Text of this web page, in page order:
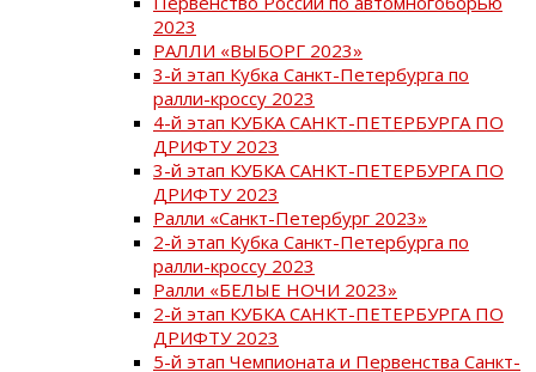
2023
РАЛЛИ «ВЫБОРГ 2023»
3-й этап Кубка Санкт-Петербурга по
ралли-кроссу 2023
4-й этап КУБКА САНКТ-ПЕТЕРБУРГА ПО
ДРИФТУ 2023
3-й этап КУБКА САНКТ-ПЕТЕРБУРГА ПО
ДРИФТУ 2023
Ралли «Санкт-Петербург 2023»
2-й этап Кубка Санкт-Петербурга по
ралли-кроссу 2023
Ралли «БЕЛЫЕ НОЧИ 2023»
2-й этап КУБКА САНКТ-ПЕТЕРБУРГА ПО
ДРИФТУ 2023
5-й этап Чемпионата и Первенства Санкт-